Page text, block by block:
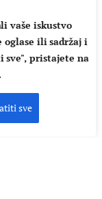
vaše iskustvo
ili sadržaj i
pristajete na
sve